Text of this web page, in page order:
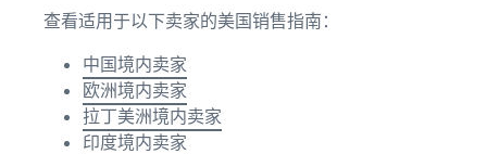
了解如
何区分
您的品
牌并建
立客户
忠诚度
销售渠
道的端
到端供
应链管
理
功
查看适用于以下卖家的美国销售指南：
中国境内卖家
欧洲境内卖家
拉丁美洲境内卖家
印度境内卖家